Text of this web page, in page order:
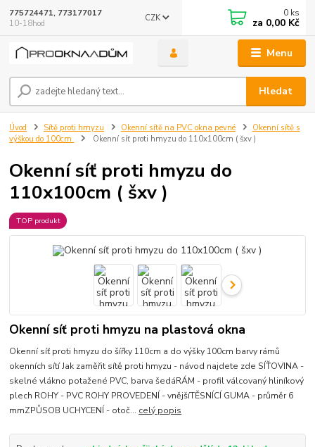
Menu
CZK
Hledat
775724471, 773177017
10-18hod
0 ks
za 0,00 Kč
Úvod Sítě proti hmyzu Okenní sítě na PVC okna pevné
Okenní sítě s
výškou do 100cm
Okenní síť proti hmyzu do 110x100cm ( šxv )
Okenní síť proti hmyzu do
110x100cm ( šxv )
TOP produkt
Okenní síť proti hmyzu na plastová okna
Okenní síť proti hmyzu do šířky 110cm a do výšky 100cm barvy rámů
okenních sítí Jak zaměřit sítě proti hmyzu - návod najdete zde SÍŤOVINA -
skelné vlákno potažené PVC, barva šedáRÁM - profil válcovaný hliníkový
plech ROHY - PVC ROHY PROVEDENÍ - vnějšíTĚSNÍCÍ GUMA - průměr 6
mmZPŮSOB UCHYCENÍ - otoč... celý popis